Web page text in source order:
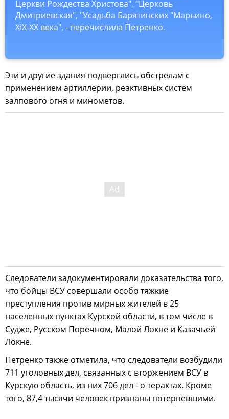
Церкви Рождества Христова", "Церковь
Дмитриевская", "Усадьба Барятинских "Марьино,
XIX-XX века", - перечислила Петренко.
Эти и другие здания подверглись обстрелам с
применением артиллерии, реактивных систем
залпового огня и минометов.
Следователи задокументировали доказательства того,
что бойцы ВСУ совершали особо тяжкие
преступления против мирных жителей в 25
населенных пунктах Курской области, в том числе в
Судже, Русском Поречном, Малой Локне и Казачьей
Локне.
Петренко также отметила, что следователи возбудили
711 уголовных дел, связанных с вторжением ВСУ в
Курскую область, из них 706 дел - о терактах. Кроме
того, 87,4 тысячи человек признаны потерпевшими.